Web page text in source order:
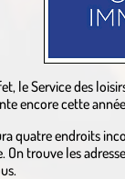
le Service des
encore cette
quatre endroits
On trouve les